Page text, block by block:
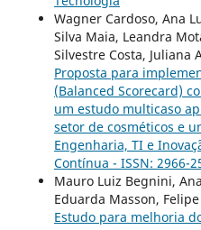
Wagner Cardoso, Ana
Silva Maia, Leandra
Silvestre Costa, Juliana
Proposta para
(Balanced Scorecard)
um estudo multicaso
setor de cosméticos e
Engenharia, TI e
Contínua - ISSN: 2966-
Mauro Luiz Begnini,
Eduarda Masson,
Estudo para melhoria